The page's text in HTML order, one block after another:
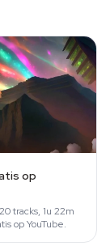
op
tracks, 1u 22m
op YouTube.